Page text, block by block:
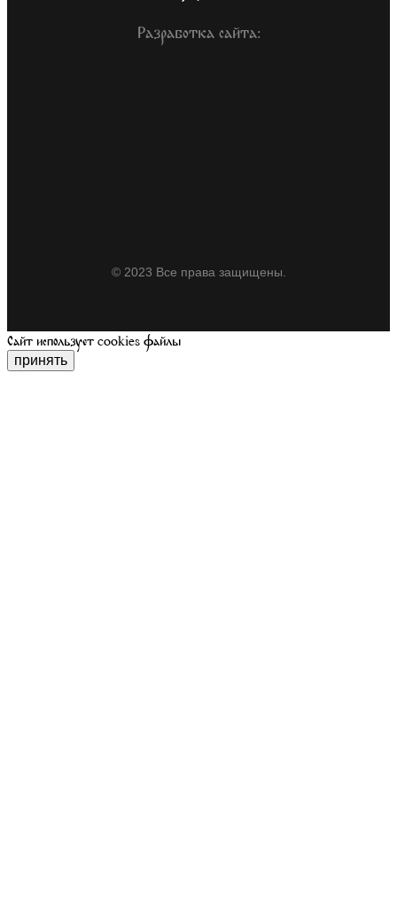
Разработка сайта:
© 2023 Все права защищены.
Сайт использует cookies файлы
принять